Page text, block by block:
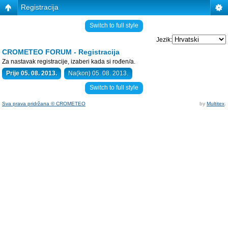
Registracija
Switch to full style
Jezik:
CROMETEO FORUM - Registracija
Za nastavak registracije, izaberi kada si rođen/a.
Prije 05. 08. 2013.
Na(kon) 05. 08. 2013.
Switch to full style
Sva prava pridržana © CROMETEO by Multitex